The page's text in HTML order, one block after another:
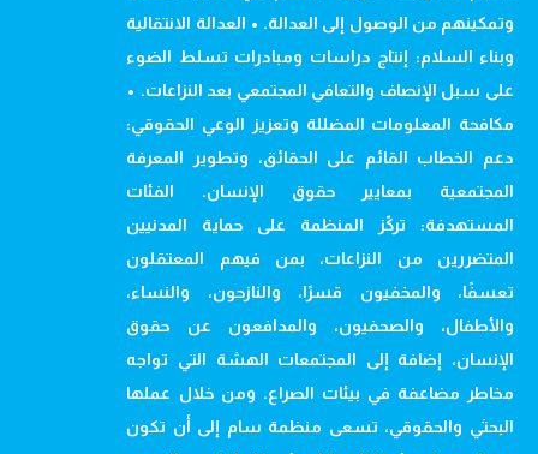
وتمكينهم من الوصول إلى العدالة. • العدالة الانتقالية
وبناء السلام: إنتاج دراسات ومبادرات تسلط الضوء
على سبل الإنصاف والتعافي المجتمعي بعد النزاعات. •
مكافحة المعلومات المضللة وتعزيز الوعي الحقوقي:
دعم الخطاب القائم على الحقائق، وتطوير المعرفة
المجتمعية بمعايير حقوق الإنسان. الفئات
المستهدفة: تركّز المنظمة على حماية المدنيين
المتضررين من النزاعات، بمن فيهم المعتقلون
تعسفًا، والمخفيون قسرًا، والنازحون، والنساء،
والأطفال، والصحفيون، والمدافعون عن حقوق
الإنسان، إضافة إلى المجتمعات الهشة التي تواجه
مخاطر مضاعفة في بيئات الصراع. ومن خلال عملها
البحثي والحقوقي، تسعى منظمة سام إلى أن تكون